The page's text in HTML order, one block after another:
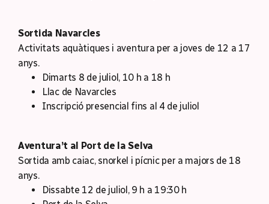
Sortida Navarcles
Activitats aquàtiques i aventura per a joves de 12 a 17
anys.
Dimarts 8 de juliol, 10 h a 18 h
Llac de Navarcles
Inscripció presencial fins al 4 de juliol
Aventura’t al Port de la Selva
Sortida amb caiac, snorkel i pícnic per a majors de 18
anys.
Dissabte 12 de juliol, 9 h a 19:30 h